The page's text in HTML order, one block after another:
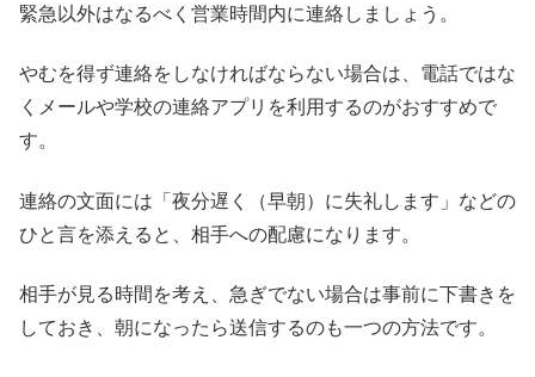
緊急以外はなるべく営業時間内に連絡しましょう。
やむを得ず連絡をしなければならない場合は、電話ではな
くメールや学校の連絡アプリを利用するのがおすすめで
す。
連絡の文面には「夜分遅く（早朝）に失礼します」などの
ひと言を添えると、相手への配慮になります。
相手が見る時間を考え、急ぎでない場合は事前に下書きを
しておき、朝になったら送信するのも一つの方法です。